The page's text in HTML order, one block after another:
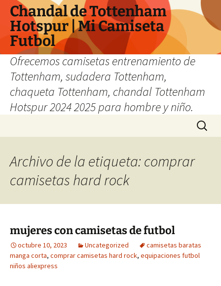
Chandal de Tottenham
Hotspur | Mi Camiseta
Futbol
Ofrecemos camisetas entrenamiento de
Tottenham, sudadera Tottenham,
chaqueta Tottenham, chandal Tottenham
Hotspur 2024 2025 para hombre y niño.
Buscar:
Archivo de la etiqueta: comprar
camisetas hard rock
mujeres con camisetas de futbol
octubre 10, 2023 Uncategorized
camisetas baratas
manga corta, comprar camisetas hard rock, equipaciones futbol
niños aliexpress